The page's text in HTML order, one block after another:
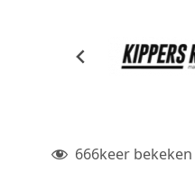
666keer bekeken